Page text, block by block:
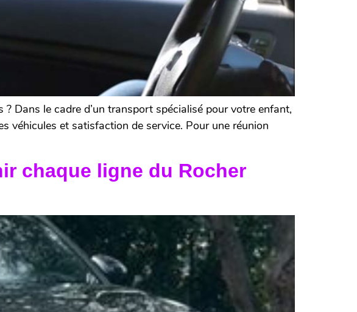
Dans le cadre d’un transport spécialisé pour votre enfant,
véhicules et satisfaction de service. Pour une réunion
chaque ligne du Rocher